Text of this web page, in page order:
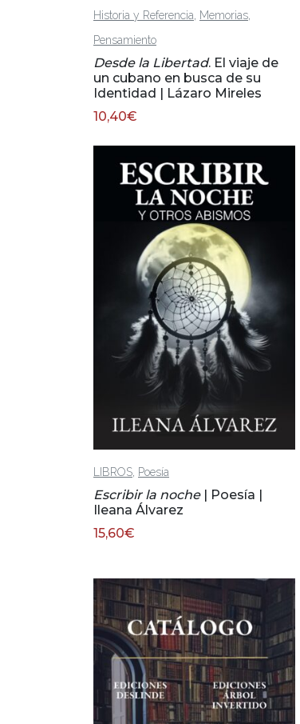
Historia y Referencia, Memorias,
Pensamiento
Desde la Libertad. El viaje de
un cubano en busca de su
Identidad | Lázaro Mireles
10,40€
LIBROS, Poesía
Escribir la noche| Poesía |
Ileana Álvarez
15,60€